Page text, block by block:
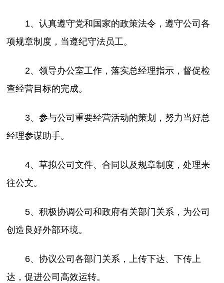
1、认真遵守党和国家的政策法令，遵守公司各
项规章制度，当遵纪守法员工。
2、领导办公室工作，落实总经理指示，督促检
查经营目标的完成。
3、参与公司重要经营活动的策划，努力当好总
经理参谋助手。
4、草拟公司文件、合同以及规章制度，处理来
往公文。
5、积极协调公司和政府有关部门关系，为公司
创造良好外部环境。
6、协议公司各部门关系，上传下达、下传上
达，促进公司高效运转。